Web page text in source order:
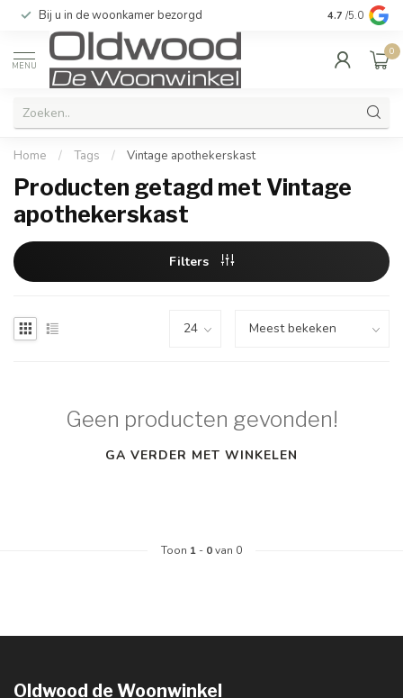
Bij u in de woonkamer bezorgd Kwaliteit &
4.7 /5.0
MENU
0
Home / Tags / Vintage apothekerskast
Producten getagd met Vintage
apothekerskast
Filters
Geen producten gevonden!
GA VERDER MET WINKELEN
Toon 1 - 0van 0
Oldwood de Woonwinkel